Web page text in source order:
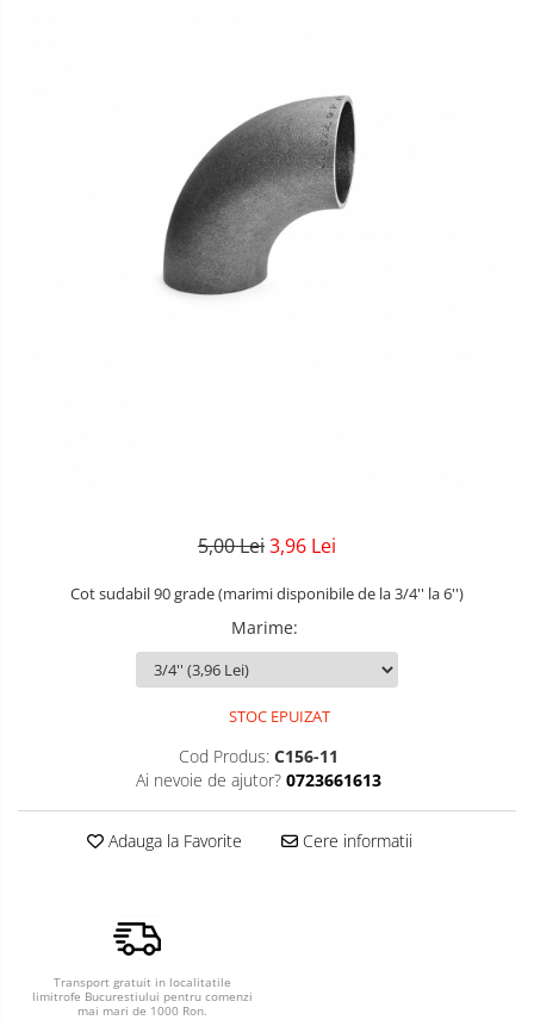
5,00 Lei3,96 Lei
Cot sudabil 90 grade (marimi disponibile de la 3/4'' la 6'')
Marime:
STOC EPUIZAT
Cod Produs: C156-11
Ai nevoie de ajutor? 0723661613
Adauga la Favorite Cere informatii
Transport gratuit in localitatile
limitrofe Bucurestiului pentru comenzi
mai mari de 1000 Ron.